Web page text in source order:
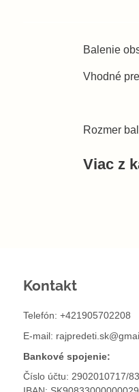
Balenie
Vhodné
Rozmer
Viac z
Kontakt
Telefón: +421905702208
E-mail:
Bankové spojenie:
Číslo účtu: 2902010717/